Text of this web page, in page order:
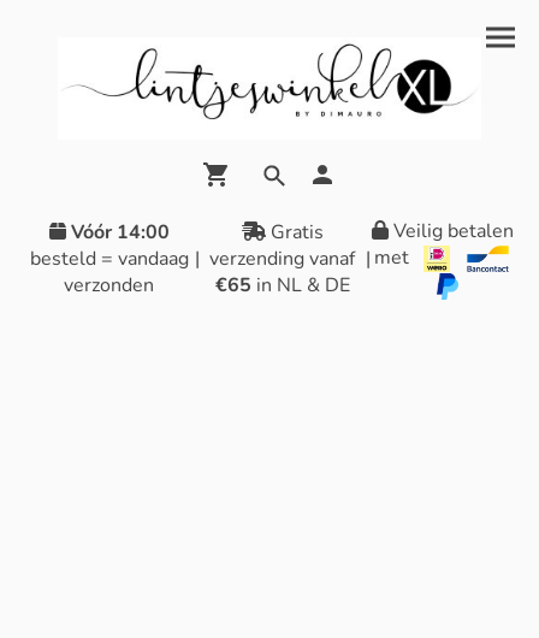
Vóór 14:00
besteld = vandaag
verzonden
|
Gratis
verzending vanaf
€65 in NL & DE
|
Veilig betalen
met